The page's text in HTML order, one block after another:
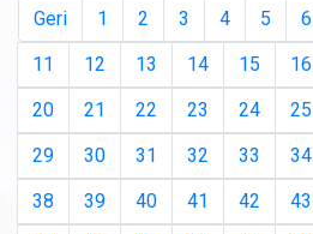
Geri 1 2 3 4 5 6
11
12 13 14 15 16
20
21 22 23 24 25
29
30 31 32 33 34
38
39 40 41 42 43